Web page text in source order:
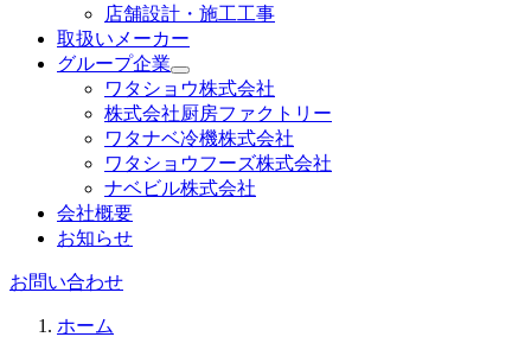
店舗設計・施工工事
取扱いメーカー
グループ企業
ワタショウ株式会社
株式会社厨房ファクトリー
ワタナベ冷機株式会社
ワタショウフーズ株式会社
ナベビル株式会社
会社概要
お知らせ
お問い合わせ
ホーム